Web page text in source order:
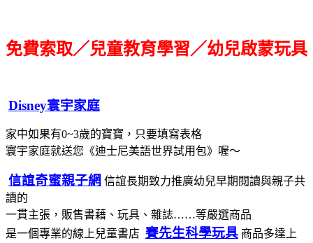
免費索取／兒童教育學習／幼兒啟蒙玩具
Disney寰宇家庭
家中如果有0~3歲的寶寶，只要填寫表格
寰宇家庭就送您《迪士尼美語世界試用包》喔～
信誼奇蜜親子網 信誼長期致力推廣幼兒早期閱讀與親子共
讀的
一貫主張，販售書藉、玩具、雜誌……等嚴選商品
是一個專業的線上兒童書店 賽先生科學玩具 商品多達上